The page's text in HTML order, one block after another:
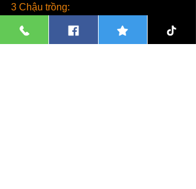
3 Chậu trồng:
Chọn chậu trồng đủ rộng và sâu